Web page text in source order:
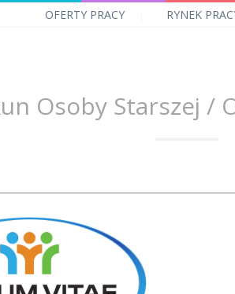
OFERTY PRACY RYNEK
Osoby Starszej /